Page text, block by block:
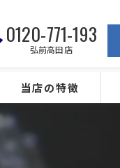
0120-771-193
弘前高田店
当店の特徴
弘前の買取